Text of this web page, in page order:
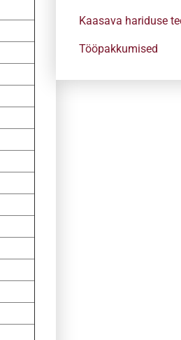
Kaasava hariduse
Tööpakkumised